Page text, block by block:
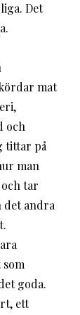
Det
mat
och
tittar på
man
tar
det andra
goda.
ett